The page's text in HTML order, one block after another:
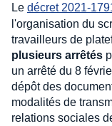
Le décret 2021-
l'organisation du
travailleurs de
plusieurs arrêtés
un arrêté du 8
dépôt des
modalités de
relations sociales